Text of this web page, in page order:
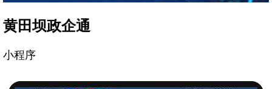
黄田坝政企通
小程序